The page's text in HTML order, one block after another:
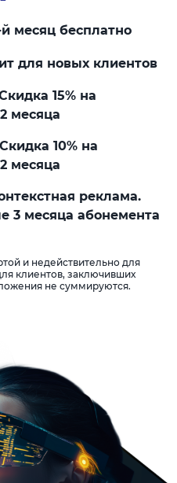
месяц бесплатно
для новых клиентов
15% на
месяца
10% на
месяца
реклама.
3 месяца абонемента
и недействительно для
клиентов, заключивших
не суммируются.